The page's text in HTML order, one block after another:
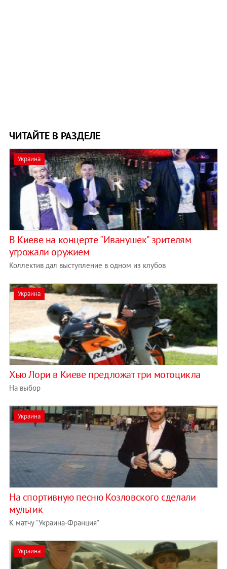
ЧИТАЙТЕ В РАЗДЕЛЕ
Украина
В Киеве на концерте "Иванушек" зрителям
угрожали оружием
Коллектив дал выступление в одном из клубов
Украина
Хью Лори в Киеве предложат три мотоцикла
На выбор
Украина
На спортивную песню Козловского сделали
мультик
К матчу "Украина-Франция"
Украина